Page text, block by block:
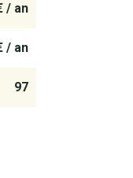
/ an
/ an
97